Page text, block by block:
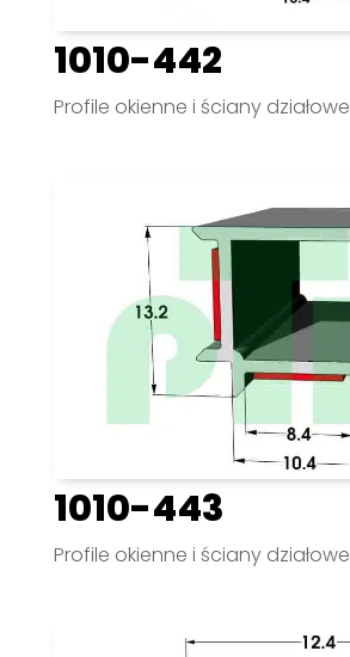
1010-442
Profile okienne i ściany działowe
1010-443
Profile okienne i ściany działowe